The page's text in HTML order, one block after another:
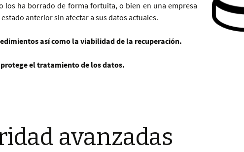
los ha borrado de forma fortuita, o bien en una empresa
anterior sin afectar a sus datos actuales.
así como la viabilidad de la recuperación.
el tratamiento de los datos.
avanzadas